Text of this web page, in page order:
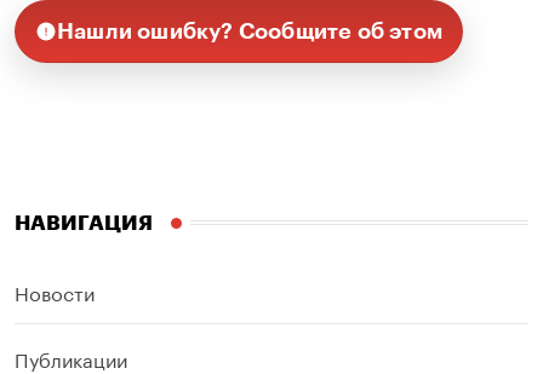
Нашли ошибку? Сообщите об этом
НАВИГАЦИЯ
Новости
Публикации